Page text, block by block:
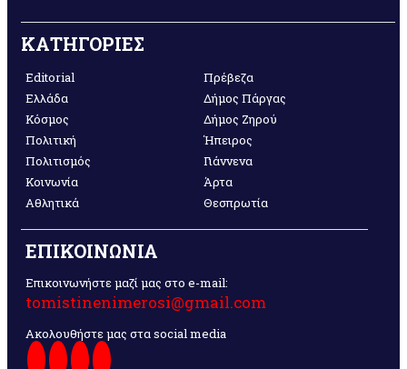
ΚΑΤΗΓΟΡΙΕΣ
Editorial
Ελλάδα
Κόσμος
Πολιτική
Πολιτισμός
Κοινωνία
Αθλητικά
Πρέβεζα
Δήμος Πάργας
Δήμος Ζηρού
Ήπειρος
Γιάννενα
Άρτα
Θεσπρωτία
ΕΠΙΚΟΙΝΩΝΙΑ
Επικοινωνήστε μαζί μας στο e-mail:
tomistinenimerosi@gmail.com
Ακολουθήστε μας στα social media